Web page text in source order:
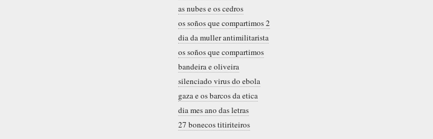
as nubes e os cedros
os soños que compartimos 2
dia da muller antimilitarista
os soños que compartimos
bandeira e oliveira
silenciado virus do ebola
gaza e os barcos da etica
dia mes ano das letras
27 bonecos titiriteiros